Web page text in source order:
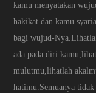
kamu menyatakan
hakikat dan kamu
bagi wujud-
ada pada diri
mulutmu,lihatlah
hatimu.Semuanya